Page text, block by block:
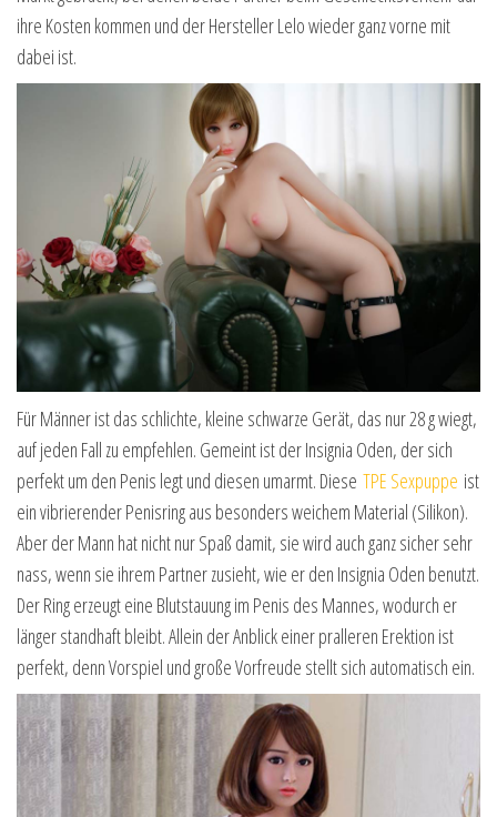
ihre Kosten kommen und der Hersteller Lelo wieder ganz vorne mit
dabei ist.
Für Männer ist das schlichte, kleine schwarze Gerät, das nur 28 g wiegt,
auf jeden Fall zu empfehlen. Gemeint ist der Insignia Oden, der sich
perfekt um den Penis legt und diesen umarmt. Diese TPE Sexpuppe ist
ein vibrierender Penisring aus besonders weichem Material (Silikon).
Aber der Mann hat nicht nur Spaß damit, sie wird auch ganz sicher sehr
nass, wenn sie ihrem Partner zusieht, wie er den Insignia Oden benutzt.
Der Ring erzeugt eine Blutstauung im Penis des Mannes, wodurch er
länger standhaft bleibt. Allein der Anblick einer pralleren Erektion ist
perfekt, denn Vorspiel und große Vorfreude stellt sich automatisch ein.